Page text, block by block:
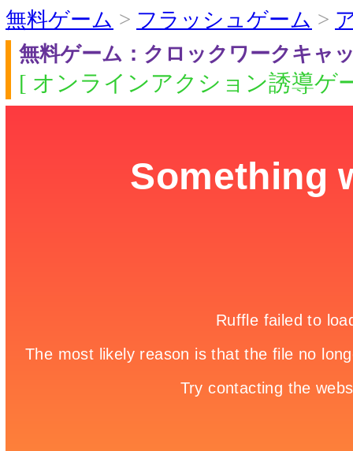
無料ゲーム > フラッシュゲーム >
無料ゲーム：クロックワークキャ
[ オンラインアクション誘導ゲ